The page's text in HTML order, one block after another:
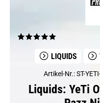
LIQUIDS
Artikel-Nr.: ST-
Liquids: YeTi